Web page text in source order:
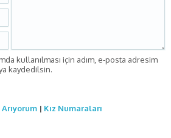
kullanılması için adım, e-posta adresim
kaydedilsin.
| Kız Numaraları